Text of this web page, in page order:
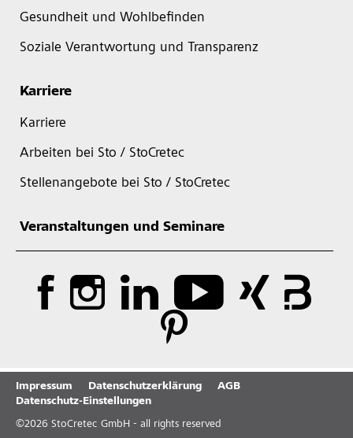
Gesundheit und Wohlbefinden
Soziale Verantwortung und Transparenz
Karriere
Karriere
Arbeiten bei Sto / StoCretec
Stellenangebote bei Sto / StoCretec
Veranstaltungen und Seminare
Impressum Datenschutzerklärung
AGB
Datenschutz-Einstellungen
©2026 StoCretec GmbH - all rights reserved